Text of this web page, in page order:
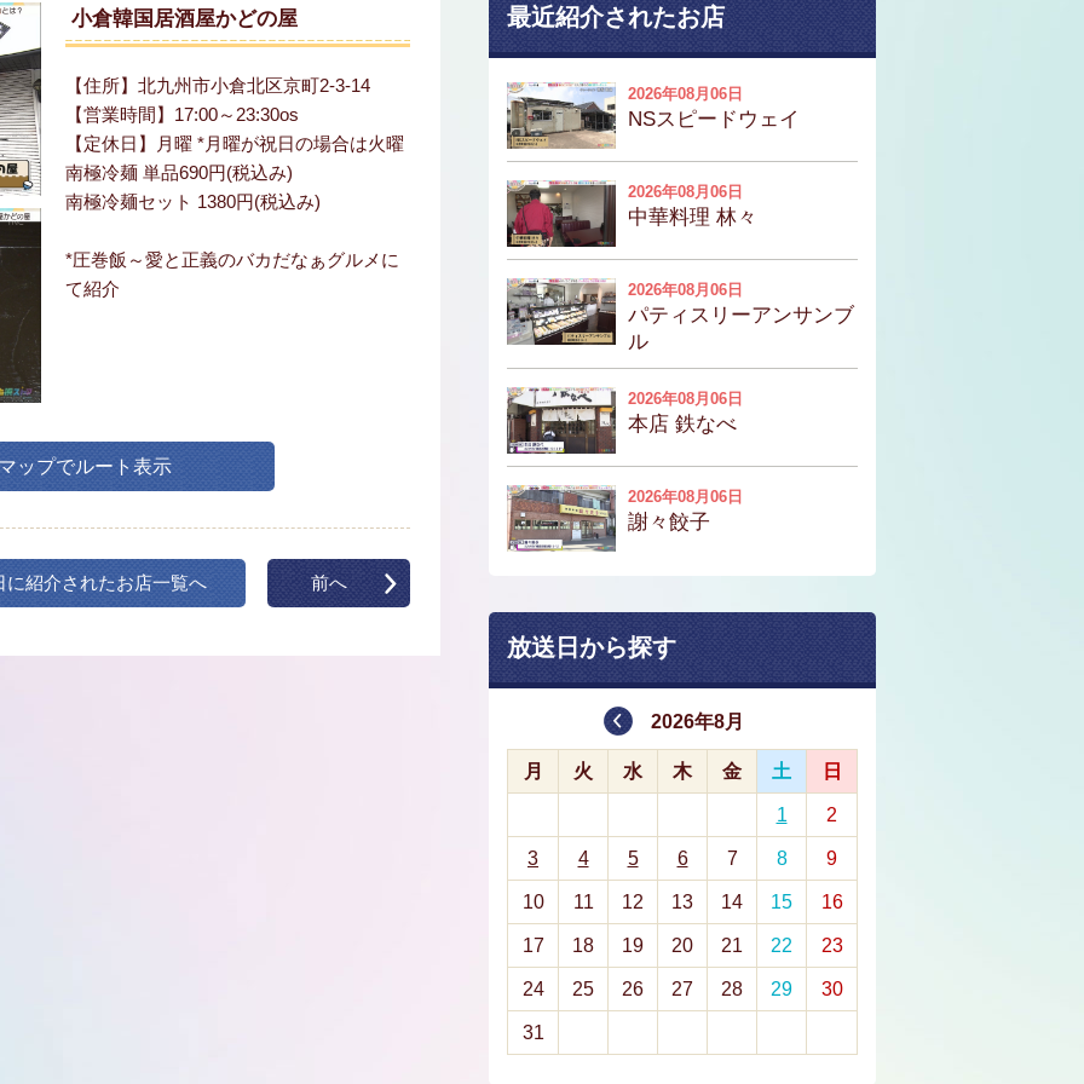
小倉韓国居酒屋かどの屋
【住所】北九州市小倉北区京町2-3-14
【営業時間】17:00～23:30os
【定休日】月曜 *月曜が祝日の場合は火曜
南極冷麺 単品690円(税込み)
南極冷麺セット 1380円(税込み)
*圧巻飯～愛と正義のバカだなぁグルメに
て紹介
ップでルート表示
に紹介されたお店一覧へ 前へ
最近紹介されたお店
2026年08月06日
NSスピードウェイ
2026年08月06日
中華料理 林々
2026年08月06日
パティスリーアンサンブ
ル
2026年08月06日
本店 鉄なべ
2026年08月06日
謝々餃子
放送日から探す
2026年8月
月 火 水 木 金 土 日
1 2
3 4 5 6 7 8 9
10 11 12 13 14 15 16
17 18 19 20 21 22 23
24 25 26 27 28 29 30
31